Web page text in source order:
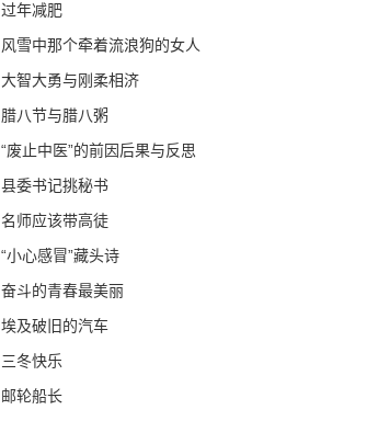
过年减肥
风雪中那个牵着流浪狗的女人
大智大勇与刚柔相济
腊八节与腊八粥
“废止中医”的前因后果与反思
县委书记挑秘书
名师应该带高徒
“小心感冒”藏头诗
奋斗的青春最美丽
埃及破旧的汽车
三冬快乐
邮轮船长